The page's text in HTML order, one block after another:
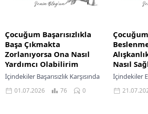
Çocuğum Başarısızlıkla
Başa Çıkmakta
Zorlanıyorsa Ona Nasıl
Yardımcı Olabilirim
İçindekiler Başarısızlık Karşısında
Çocuğunuzun Duygusal Dünyası
Ebeveyn Olarak Yaklaşımınızın
01.07.2026 76 0
Nasıl
İçindekiler
Yaratmak
Keyifli Bir